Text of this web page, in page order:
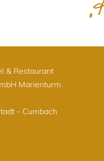
& Restaurant
Marienturm
– Cumbach